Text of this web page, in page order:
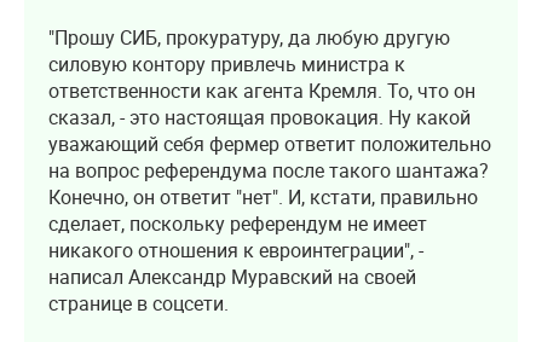
"Прошу СИБ, прокуратуру, да любую другую
силовую контору привлечь министра к
ответственности как агента Кремля. То, что он
сказал, - это настоящая провокация. Ну какой
уважающий себя фермер ответит положительно
на вопрос референдума после такого шантажа?
Конечно, он ответит "нет". И, кстати, правильно
сделает, поскольку референдум не имеет
никакого отношения к евроинтеграции", -
написал Александр Муравский на своей
странице в соцсети.